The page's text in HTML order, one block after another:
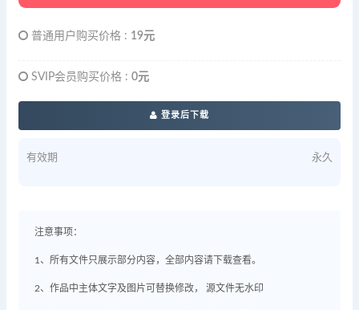
普通用户购买价格 : 19元
SVIP会员购买价格 : 0元
登录后下载
有效期 永久
注意事项：
1、所有文件只展示部分内容，全部内容请下载查看。
2、作品中主体文字及图片可替换修改， 源文件无水印